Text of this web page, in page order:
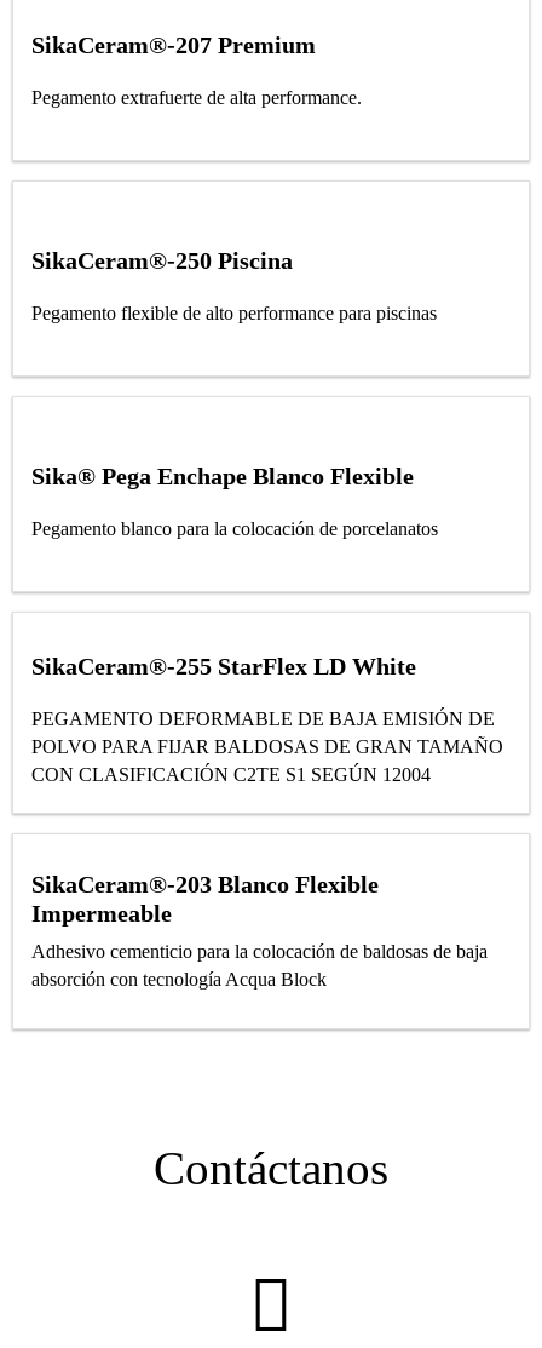
SikaCeram®-207 Premium
Pegamento extrafuerte de alta performance.
SikaCeram®-250 Piscina
Pegamento flexible de alto performance para piscinas
Sika® Pega Enchape Blanco Flexible
Pegamento blanco para la colocación de porcelanatos
SikaCeram®-255 StarFlex LD White
PEGAMENTO DEFORMABLE DE BAJA EMISIÓN DE
POLVO PARA FIJAR BALDOSAS DE GRAN TAMAÑO
CON CLASIFICACIÓN C2TE S1 SEGÚN 12004
SikaCeram®-203 Blanco Flexible
Impermeable
Adhesivo cementicio para la colocación de baldosas de baja
absorción con tecnología Acqua Block
Contáctanos